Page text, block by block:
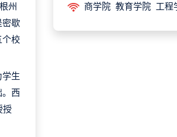
州
密歇
个校
生
西
授
商学院 教育学院 工